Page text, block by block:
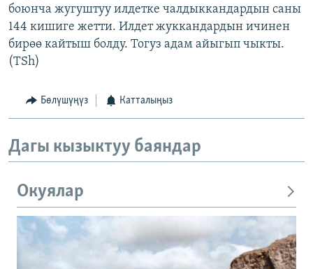
боюнча жугуштуу илдетке чалдыккандардын саны
144 кишиге жетти. Илдет жуккандардын ичинен
бирөө кайтыш болду. Тогуз адам айыгып чыкты.
(TSh)
Бөлүшүңүз Катталыңыз
Дагы кызыктуу баяндар
Окуялар